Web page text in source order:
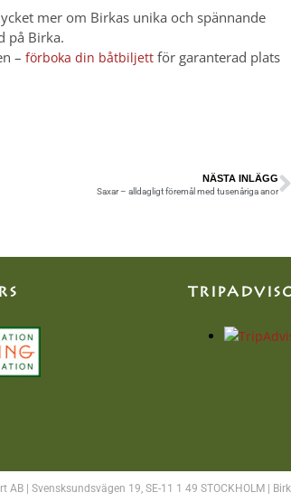
mer om Birkas unika och spännande
på Birka.
– förboka din båtbiljett för garanterad plats
NÄSTA INLÄGG
Saxar – alldagligt föremål med tusenåriga anor
| Svensksundsvägen 19, SE-11 1 49 STOCKHOLM |